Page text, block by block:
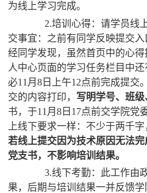
为线上学习完成。
2.培训心得：请学员线上
交事宜：之前有同学反映提交入
经同学发现，虽然首页中的心
人中心页面的学习任务栏目中
必11月8日上午12点前完成提交
交的内容打印， 写明学号、班
书，于11月8日17点前交学院党
上线下要求一样：不少于两千
若线上提交因为技术原因无法
党支书，不影响培训结果。
3.线下考勤：此工作由政
果，后期与培训结果一并反馈学